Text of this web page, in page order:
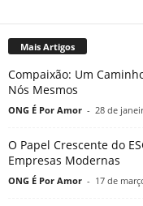
Mais Artigos
Compaixão: Um
Nós Mesmos
ONG É Por Amor - 28 de
O Papel Crescente do
Empresas Modernas
ONG É Por Amor - 17 de